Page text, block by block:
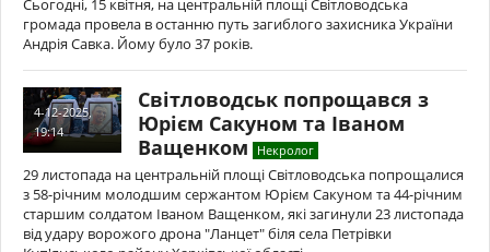
Сьогодні, 15 квітня, на центральній площі Світловодська
громада провела в останню путь загиблого захисника України
Андрія Савка. Йому було 37 років.
4-12-2025,
19:14
Світловодськ попрощався з
Юрієм Сакуном та Іваном
Ващенком
Некролог
29 листопада на центральній площі Світловодська попрощалися
з 58-річним молодшим сержантом Юрієм Сакуном та 44-річним
старшим солдатом Іваном Ващенком, які загинули 23 листопада
від удару ворожого дрона "Ланцет" біля села Петрівки